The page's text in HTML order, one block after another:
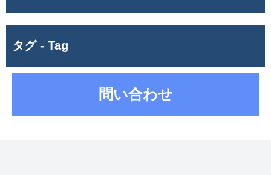
タグ - Tag
問い合わせ